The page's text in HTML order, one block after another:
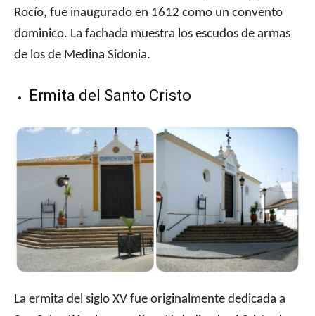
Rocío, fue inaugurado en 1612 como un convento
dominico. La fachada muestra los escudos de armas
de los de Medina Sidonia.
Ermita del Santo Cristo
La ermita del siglo XV fue originalmente dedicada a